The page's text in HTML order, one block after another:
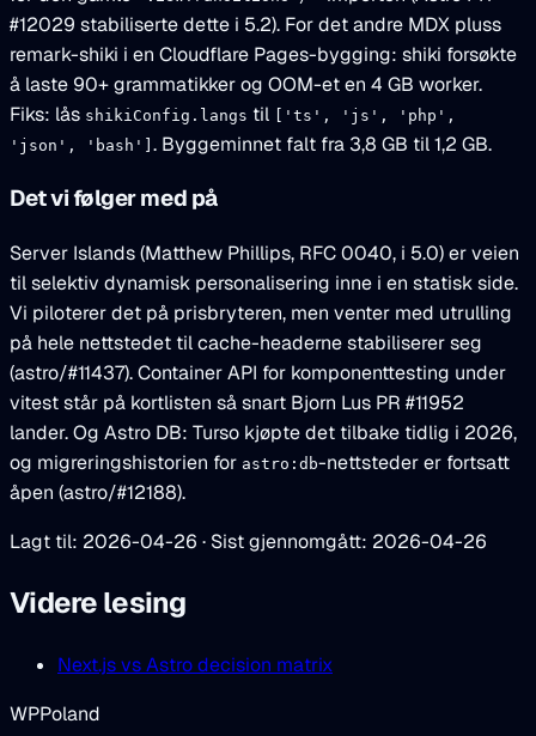
#12029 stabiliserte dette i 5.2). For det andre MDX pluss
remark-shiki i en Cloudflare Pages-bygging: shiki forsøkte
å laste 90+ grammatikker og OOM-et en 4 GB worker.
Fiks: lås shikiConfig.langs til ['ts', 'js', 'php',
'json', 'bash'] . Byggeminnet falt fra 3,8 GB til 1,2 GB.
Det vi følger med på
Server Islands (Matthew Phillips, RFC 0040, i 5.0) er veien
til selektiv dynamisk personalisering inne i en statisk side.
Vi piloterer det på prisbryteren, men venter med utrulling
på hele nettstedet til cache-headerne stabiliserer seg
(astro/#11437). Container API for komponenttesting under
vitest står på kortlisten så snart Bjorn Lus PR #11952
lander. Og Astro DB: Turso kjøpte det tilbake tidlig i 2026,
og migreringshistorien for astro:db-nettsteder er fortsatt
åpen (astro/#12188).
Lagt til: 2026-04-26 · Sist gjennomgått: 2026-04-26
Videre lesing
Next.js vs Astro decision matrix
WPPoland